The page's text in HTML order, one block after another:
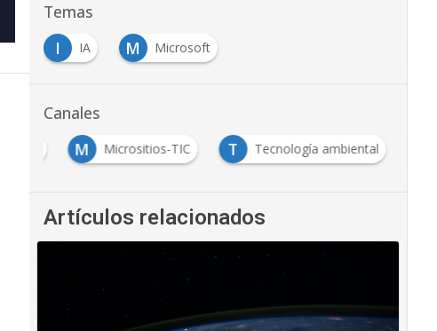
Temas
I
IA M Microsoft
Canales
M Micrositios-TIC T Tecnología ambiental
Artículos relacionados